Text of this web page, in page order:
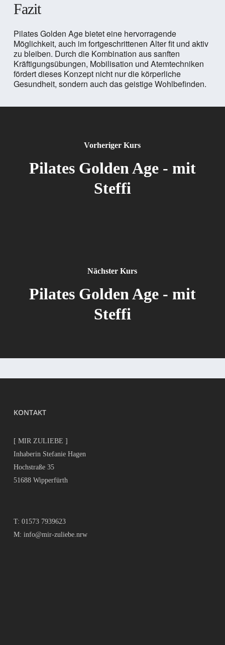
Fazit
Pilates Golden Age bietet eine hervorragende
Möglichkeit, auch im fortgeschrittenen Alter fit und aktiv
zu bleiben. Durch die Kombination aus sanften
Kräftigungsübungen, Mobilisation und Atemtechniken
fördert dieses Konzept nicht nur die körperliche
Gesundheit, sondern auch das geistige Wohlbefinden.
Vorheriger Kurs
Pilates Golden Age - mit
Steffi
Nächster Kurs
Pilates Golden Age - mit
Steffi
KONTAKT
[ MIR ZULIEBE ]
Inhaberin Stefanie Hagen
Hochstraße 35
51688 Wipperfürth
T: 01573 7939623
M: info@mir-zuliebe.nrw